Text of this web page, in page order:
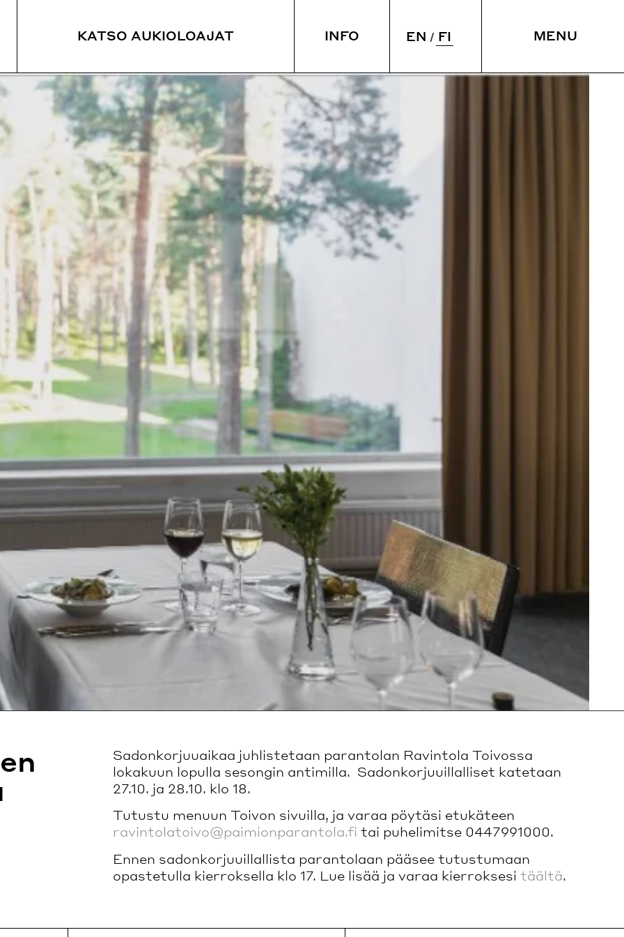
KATSO AUKIOLOAJAT INFO EN FI MENU
uutiset
KOE
Vieraile
Opastetut kierrokset
Yöpyminen
Parantolan metsäpolku
SYÖ & NUKU
Yöpyminen
Ravintola
+358 41
3184431
INFO@PAIMIONPARANTOLA.FI FACEBOOK
vievät
parantolan
ja ainutlaatuiseen
Saapuminen
Parantola on saavutettavissa
autolla ja julkisella liikenteellä.
Lue lisää
Lue lisää
Sadonkorjuuaikaa juhlistetaan parantolan Ravintola Toivossa
lokakuun lopulla sesongin antimilla. Sadonkorjuuillalliset katetaan
27.10. ja 28.10. klo 18.
Tutustu menuun Toivon sivuilla, ja varaa pöytäsi etukäteen
ravintolatoivo@paimionparantola.fi tai puhelimitse 0447991000.
Ennen sadonkorjuuillallista parantolaan pääsee tutustumaan
opastetulla kierroksella klo 17. Lue lisää ja varaa kierroksesi täältä.